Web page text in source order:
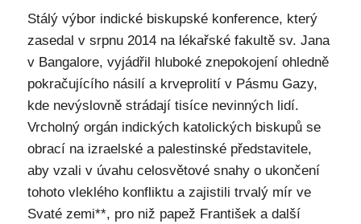
Stálý výbor indické biskupské konference, který
zasedal v srpnu 2014 na lékařské fakultě sv. Jana
v Bangalore, vyjádřil hluboké znepokojení ohledně
pokračujícího násilí a krveprolití v Pásmu Gazy,
kde nevýslovně strádají tisíce nevinných lidí.
Vrcholný orgán indických katolických biskupů se
obrací na izraelské a palestinské představitele,
aby vzali v úvahu celosvětové snahy o ukončení
tohoto vleklého konfliktu a zajistili trvalý mír ve
Svaté zemi**, pro niž papež František a další